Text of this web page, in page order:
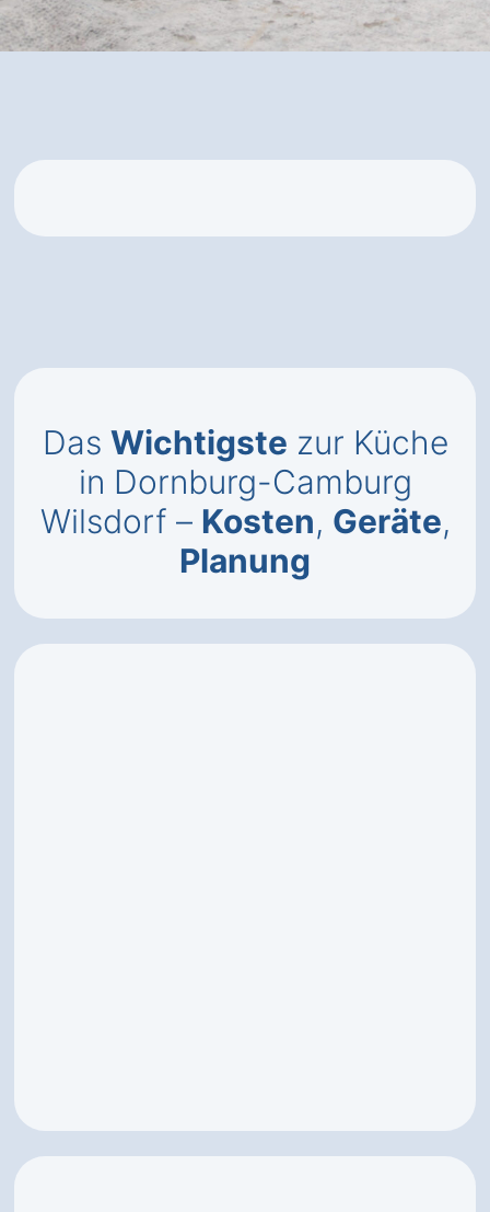
Das Wichtigste zur Küche
in Dornburg-Camburg
Wilsdorf – Kosten, Geräte,
Planung